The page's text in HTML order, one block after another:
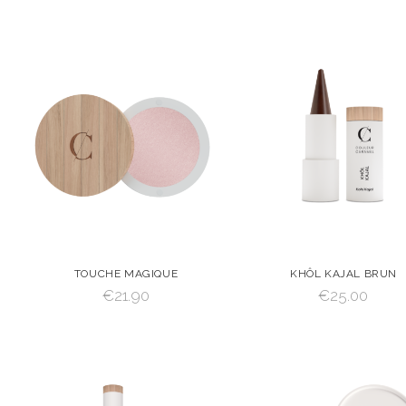
AJOUTER AU
TOUCHE MAGIQUE
€21.90
AJOUTER
KHÔL KAJAL BRUN
€25.00